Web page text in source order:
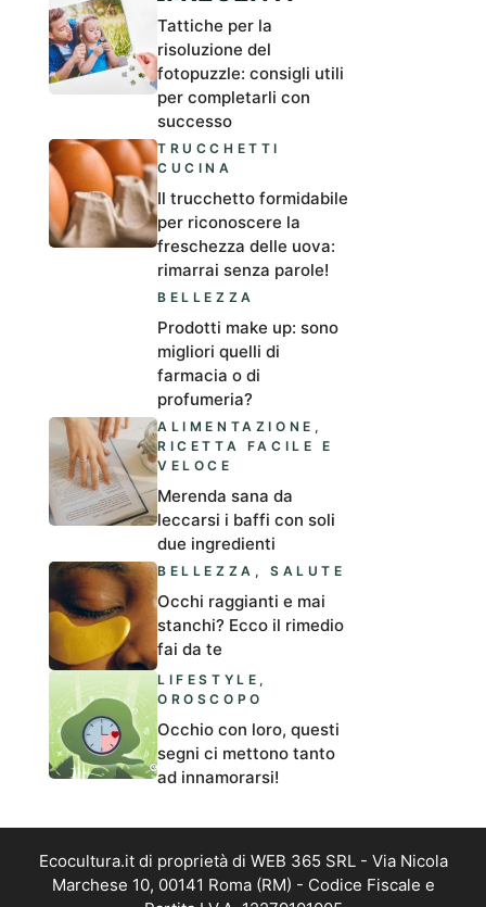
Tattiche per la
risoluzione del
fotopuzzle: consigli utili
per completarli con
successo
TRUCCHETTI
CUCINA
Il trucchetto formidabile
per riconoscere la
freschezza delle uova:
rimarrai senza parole!
BELLEZZA
Prodotti make up: sono
migliori quelli di
farmacia o di
profumeria?
ALIMENTAZIONE ,
RICETTA FACILE E
VELOCE
Merenda sana da
leccarsi i baffi con soli
due ingredienti
BELLEZZA ,SALUTE
Occhi raggianti e mai
stanchi? Ecco il rimedio
fai da te
LIFESTYLE ,
OROSCOPO
Occhio con loro, questi
segni ci mettono tanto
ad innamorarsi!
Ecocultura.it di proprietà di WEB 365 SRL - Via Nicola
Marchese 10, 00141 Roma (RM) - Codice Fiscale e